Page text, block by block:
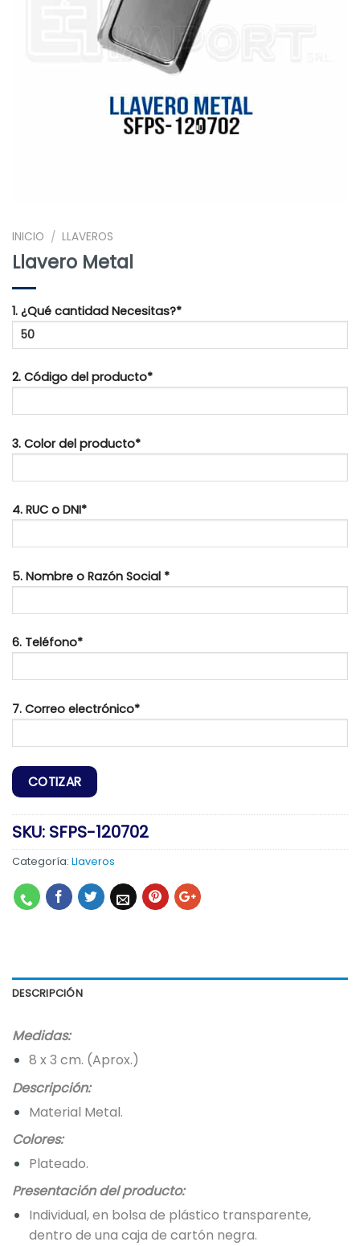
INICIO / LLAVEROS
Llavero Metal
1. ¿Qué cantidad Necesitas?*
2. Código del producto*
3. Color del producto*
4. RUC o DNI*
5. Nombre o Razón Social *
6. Teléfono*
7. Correo electrónico*
SKU: SFPS-120702
Categoría: Llaveros
DESCRIPCIÓN
Medidas:
8 x 3 cm. (Aprox.)
Descripción:
Material Metal.
Colores:
Plateado.
Presentación del producto:
Individual, en bolsa de plástico transparente,
dentro de una caja de cartón negra.